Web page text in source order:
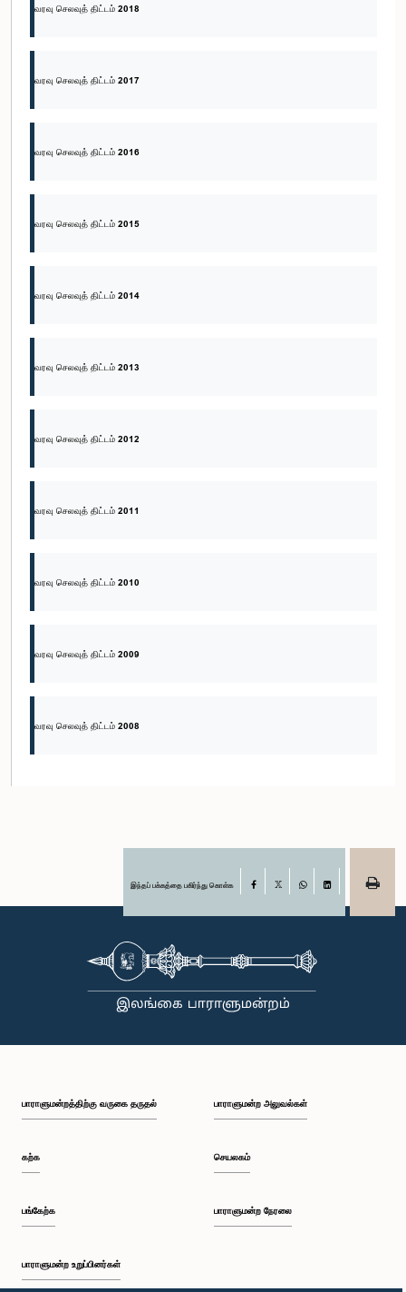
வரவு செலவுத் திட்டம் 2018
வரவு செலவுத் திட்டம் 2017
வரவு செலவுத் திட்டம் 2016
வரவு செலவுத் திட்டம் 2015
வரவு செலவுத் திட்டம் 2014
வரவு செலவுத் திட்டம் 2013
வரவு செலவுத் திட்டம் 2012
வரவு செலவுத் திட்டம் 2011
வரவு செலவுத் திட்டம் 2010
வரவு செலவுத் திட்டம் 2009
வரவு செலவுத் திட்டம் 2008
இந்தப் பக்கத்தை பகிர்ந்து கொள்க Facebook
பாராளுமன்றத்திற்கு வருகை தருதல்
கற்க
பங்கேற்க
பாராளுமன்ற உறுப்பினர்கள்
பாராளுமன்ற அலுவல்கள்
செயலகம்
பாராளுமன்ற நேரலை